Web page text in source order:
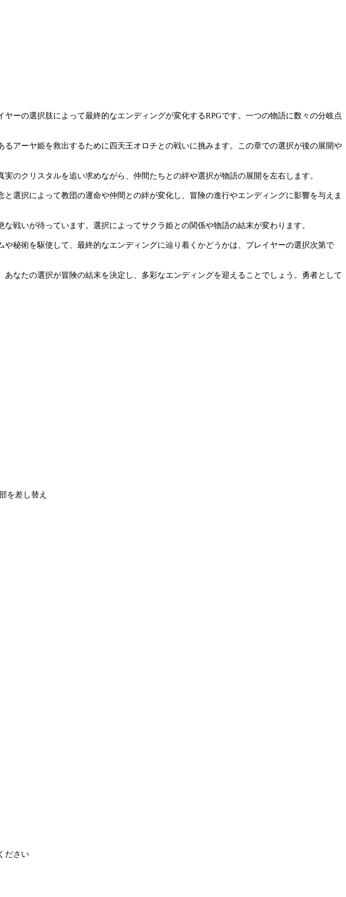
ーの選択肢によって最終的なエンディングが変化するRPGです。一つの物語に数々の分岐点
アーヤ姫を救出するために四天王オロチとの戦いに挑みます。この章での選択が後の展開や
のクリスタルを追い求めながら、仲間たちとの絆や選択が物語の展開を左右します。
選択によって教団の運命や仲間との絆が変化し、冒険の進行やエンディングに影響を与えま
戦いが待っています。選択によってサクラ姫との関係や物語の結末が変わります。
秘術を駆使して、最終的なエンディングに辿り着くかどうかは、プレイヤーの選択次第で
なたの選択が冒険の結末を決定し、多彩なエンディングを迎えることでしょう。勇者として
を差し替え
ださい